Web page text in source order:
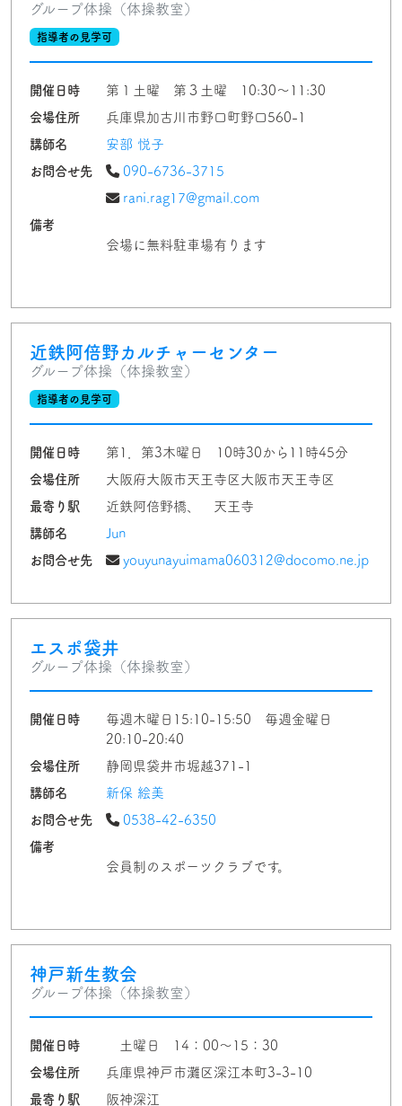
グループ体操（体操教室）
指導者の見学可
開催日時
第１土曜 第３土曜 10:30〜11:30
会場住所
兵庫県加古川市野口町野口560-1
講師名
安部 悦子
お問合せ先
090-6736-3715
rani.rag17@gmail.com
備考
会場に無料駐車場有ります
近鉄阿倍野カルチャーセンター
グループ体操（体操教室）
指導者の見学可
開催日時
第1．第3木曜日 10時30から11時45分
会場住所
大阪府大阪市天王寺区大阪市天王寺区
最寄り駅
近鉄阿倍野橋、 天王寺
講師名
Jun
お問合せ先
youyunayuimama060312@docomo.ne.jp
エスポ袋井
グループ体操（体操教室）
開催日時
毎週木曜日15:10-15:50 毎週金曜日
20:10-20:40
会場住所
静岡県袋井市堀越371-1
講師名
新保 絵美
お問合せ先
0538-42-6350
備考
会員制のスポーツクラブです。
神戸新生教会
グループ体操（体操教室）
開催日時
土曜日 14：00～15：30
会場住所
兵庫県神戸市灘区深江本町3-3-10
最寄り駅
阪神深江